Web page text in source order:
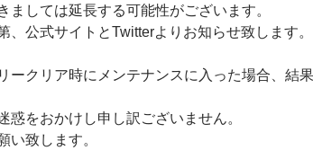
ましては延長する可能性がございます。
、公式サイトとTwitterよりお知らせ致します。
ークリア時にメンテナンスに入った場合、結
惑をおかけし申し訳ございません。
い致します。